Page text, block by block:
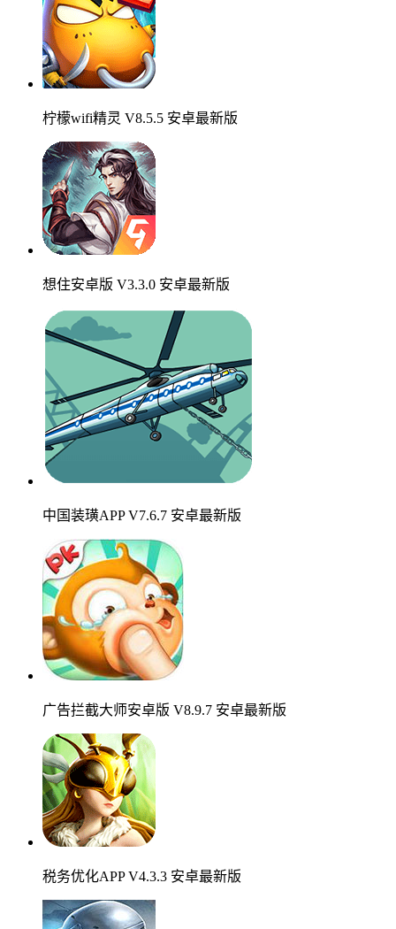
柠檬wifi精灵 V8.5.5 安卓最新版
想住安卓版 V3.3.0 安卓最新版
中国装璜APP V7.6.7 安卓最新版
广告拦截大师安卓版 V8.9.7 安卓最新版
税务优化APP V4.3.3 安卓最新版